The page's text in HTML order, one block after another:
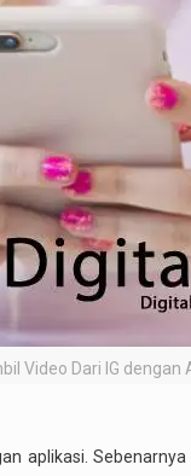
Video Dari IG dengan
aplikasi.